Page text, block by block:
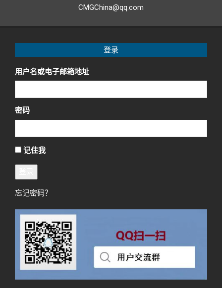
CMGChina@qq.com
登录
用户名或电子邮箱地址
密码
记住我
忘记密码？